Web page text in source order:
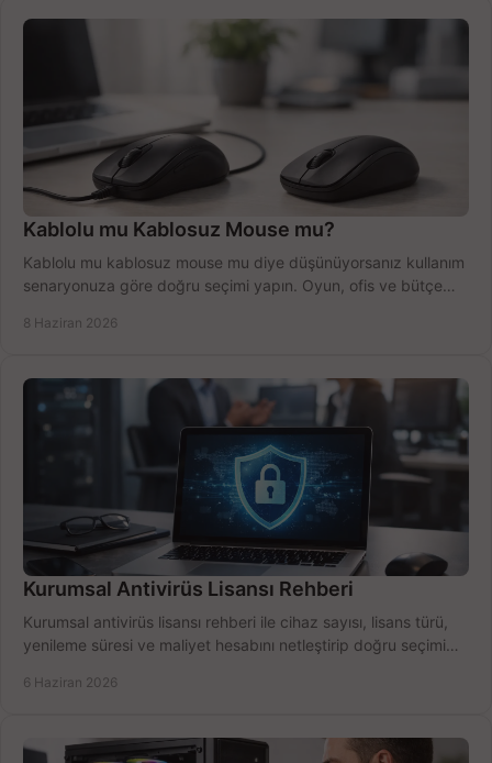
Kablolu mu Kablosuz Mouse mu?
Kablolu mu kablosuz mouse mu diye düşünüyorsanız kullanım
senaryonuza göre doğru seçimi yapın. Oyun, ofis ve bütçe
8 Haziran 2026
Kurumsal Antivirüs Lisansı Rehberi
Kurumsal antivirüs lisansı rehberi ile cihaz sayısı, lisans türü,
yenileme süresi ve maliyet hesabını netleştirip doğru seçimi
6 Haziran 2026